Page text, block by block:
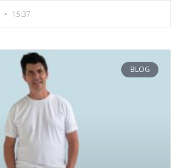
15:37
BLOG